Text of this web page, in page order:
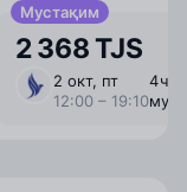
Мустақим
2 368 TJS
2 окт, пт
12:00 – 19:10
4 ⁠ч